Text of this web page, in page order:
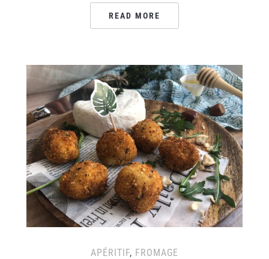
READ MORE
APÉRITIF, FROMAGE